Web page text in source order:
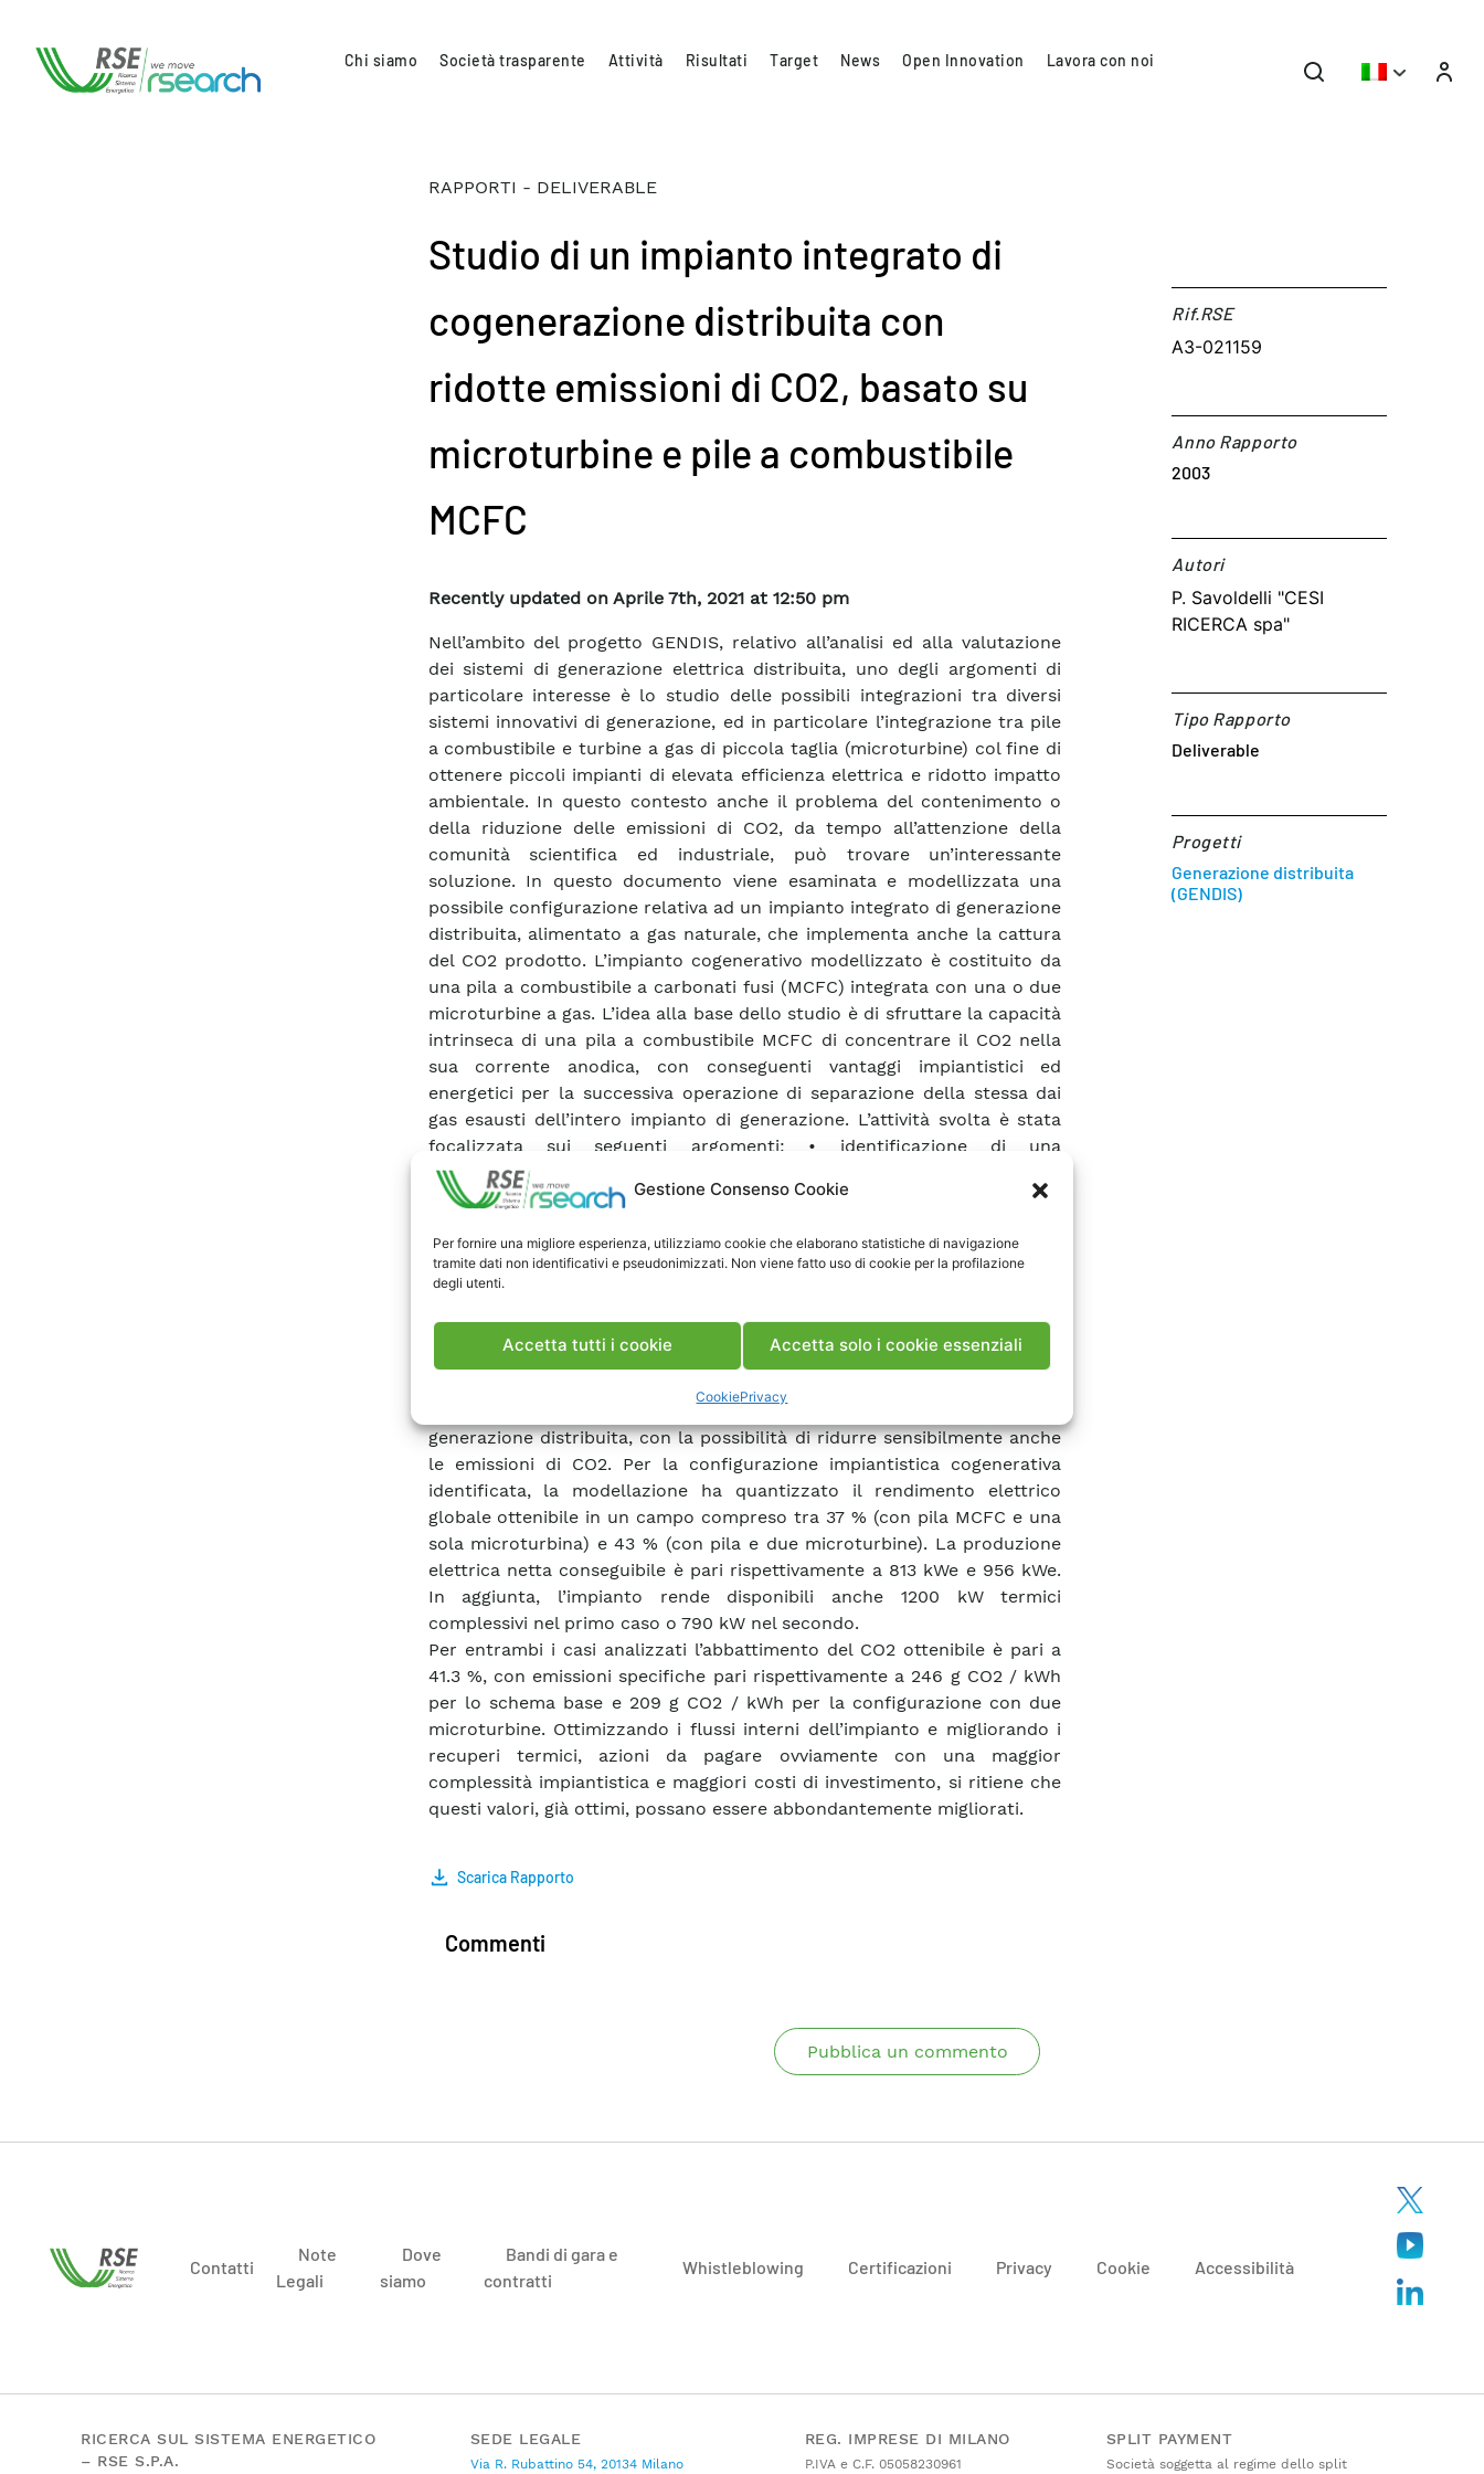
Gestione Consenso Cookie
Per fornire una migliore esperienza, utilizziamo cookie che elaborano statistiche di navigazione
tramite dati non identificativi e pseudonimizzati. Non viene fatto uso di cookie per la profilazione
degli utenti.
Accetta tutti i cookie Accetta solo i cookie essenziali
CookiePrivacy
Chi siamo Società trasparente Attività Risultati Target News Open Innovation Lavora con noi
RAPPORTI - DELIVERABLE
Studio di un impianto integrato di
cogenerazione distribuita con
ridotte emissioni di CO2, basato su
microturbine e pile a combustibile
MCFC
Recently updated on Aprile 7th, 2021 at 12:50 pm
Nell’ambito del progetto GENDIS, relativo all’analisi ed alla valutazione
dei sistemi di generazione elettrica distribuita, uno degli argomenti di
particolare interesse è lo studio delle possibili integrazioni tra diversi
sistemi innovativi di generazione, ed in particolare l’integrazione tra pile
a combustibile e turbine a gas di piccola taglia (microturbine) col fine di
ottenere piccoli impianti di elevata efficienza elettrica e ridotto impatto
ambientale. In questo contesto anche il problema del contenimento o
della riduzione delle emissioni di CO2, da tempo all’attenzione della
comunità scientifica ed industriale, può trovare un’interessante
soluzione. In questo documento viene esaminata e modellizzata una
possibile configurazione relativa ad un impianto integrato di generazione
distribuita, alimentato a gas naturale, che implementa anche la cattura
del CO2 prodotto. L’impianto cogenerativo modellizzato è costituito da
una pila a combustibile a carbonati fusi (MCFC) integrata con una o due
microturbine a gas. L’idea alla base dello studio è di sfruttare la capacità
intrinseca di una pila a combustibile MCFC di concentrare il CO2 nella
sua corrente anodica, con conseguenti vantaggi impiantistici ed
energetici per la successiva operazione di separazione della stessa dai
gas esausti dell’intero impianto di generazione. L’attività svolta è stata
focalizzata sui seguenti argomenti: • identificazione di una
configurazione d’impianto di generazione distribuita basato su una pila a
combustibile a carbonati fusi (MCFC) integrata con una microturbina a
modellazione, mediante codice di simulazione stazionaria, della
configurazione risultata più promettente sulla base di una prima
modellazione. Lo studio ha portato all’identificazione di una
configurazione proponibile per un impianto cogenerativo integrato di
semplicità e buona efficienza elettrica globale, tipiche di un impianto di
generazione distribuita, con la possibilità di ridurre sensibilmente anche
le emissioni di CO2. Per la configurazione impiantistica cogenerativa
identificata, la modellazione ha quantizzato il rendimento elettrico
globale ottenibile in un campo compreso tra 37 % (con pila MCFC e una
sola microturbina) e 43 % (con pila e due microturbine). La produzione
elettrica netta conseguibile è pari rispettivamente a 813 kWe e 956 kWe.
In aggiunta, l’impianto rende disponibili anche 1200 kW termici
complessivi nel primo caso o 790 kW nel secondo.
Per entrambi i casi analizzati l’abbattimento del CO2 ottenibile è pari a
41.3 %, con emissioni specifiche pari rispettivamente a 246 g CO2 / kWh
per lo schema base e 209 g CO2 / kWh per la configurazione con due
microturbine. Ottimizzando i flussi interni dell’impianto e migliorando i
recuperi termici, azioni da pagare ovviamente con una maggior
complessità impiantistica e maggiori costi di investimento, si ritiene che
questi valori, già ottimi, possano essere abbondantemente migliorati.
Scarica Rapporto
Rif.RSE​
A3-021159
Anno Rapporto
2003
Autori​
P. Savoldelli "CESI
RICERCA spa"
Tipo Rapporto
Deliverable
Progetti
Generazione distribuita
(GENDIS)
Commenti
Pubblica un commento
Contatti
Note
Legali
Dove
siamo
Bandi di gara e
contratti
Whistleblowing Certificazioni Privacy Cookie Accessibilità
RICERCA SUL SISTEMA ENERGETICO
– RSE S.P.A.
SEDE LEGALE
Via R. Rubattino 54, 20134 Milano
REG. IMPRESE DI MILANO
P.IVA e C.F. 05058230961
SPLIT PAYMENT
Società soggetta al regime dello split